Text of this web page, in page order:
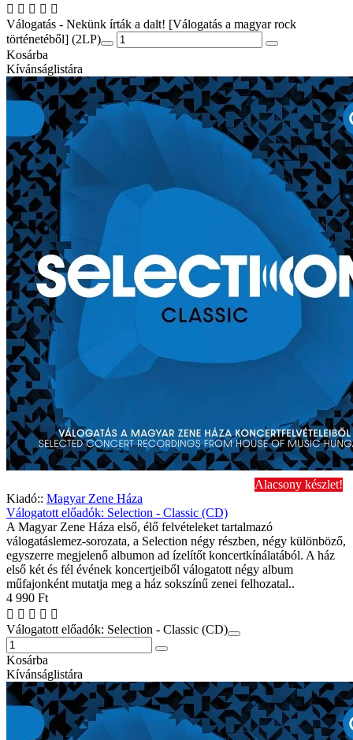
Válogatás - Nekünk írták a dalt! [Válogatás a magyar rock
történetéből] (2LP)
Kosárba
Kívánságlistára
Alacsony készlet!
Kiadó:: Magyar Zene Háza
Válogatott előadók: Selection - Classic (CD)
A Magyar Zene Háza első, élő felvételeket tartalmazó
válogatáslemez-sorozata, a Selection négy részben, négy különböző,
egyszerre megjelenő albumon ad ízelítőt koncertkínálatából. A ház
első két és fél évének koncertjeiből válogatott négy album
műfajonként mutatja meg a ház sokszínű zenei felhozatal..
4 990 Ft
Válogatott előadók: Selection - Classic (CD)
Kosárba
Kívánságlistára